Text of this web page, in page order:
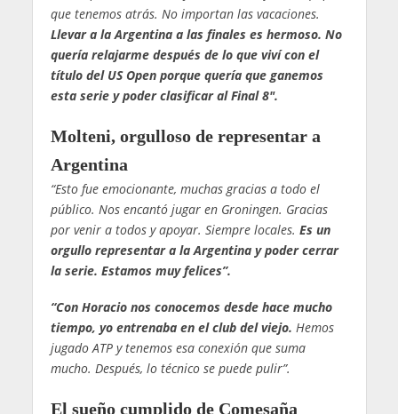
que tenemos atrás. No importan las vacaciones.
Llevar a la Argentina a las finales es hermoso. No
quería relajarme después de lo que viví con el
título del US Open porque quería que ganemos
esta serie y poder clasificar al Final 8″.
Molteni, orgulloso de representar a
Argentina
“Esto fue emocionante, muchas gracias a todo el
público. Nos encantó jugar en Groningen. Gracias
por venir a todos y apoyar. Siempre locales. Es un
orgullo representar a la Argentina y poder cerrar
la serie. Estamos muy felices”.
“Con Horacio nos conocemos desde hace mucho
tiempo, yo entrenaba en el club del viejo. Hemos
jugado ATP y tenemos esa conexión que suma
mucho. Después, lo técnico se puede pulir”.
El sueño cumplido de Comesaña